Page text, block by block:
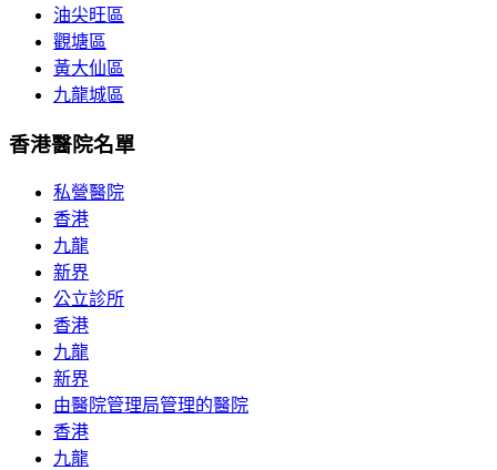
油尖旺區
觀塘區
黃大仙區
九龍城區
香港醫院名單
私營醫院
香港
九龍
新界
公立診所
香港
九龍
新界
由醫院管理局管理的醫院
香港
九龍